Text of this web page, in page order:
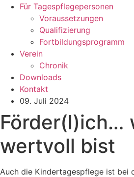
Für Tagespflegepersonen
Voraussetzungen
Qualifizierung
Fortbildungsprogramm
Verein
Chronik
Downloads
Kontakt
09. Juli 2024
Förder(l)ich…
wertvoll bist
Auch die Kindertagespflege ist bei